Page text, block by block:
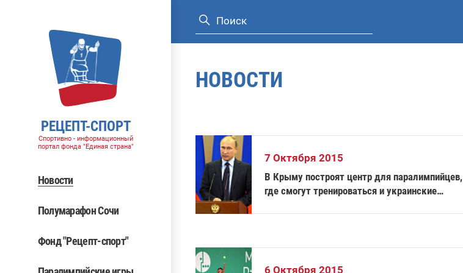
РЕЦЕПТ-СПОРТ
Спортивно - информационный
портал фонда "Единая страна"
Новости
Полумарафон Сочи
Фонд "Рецепт-спорт"
НОВОСТИ
7 Октября 2015
В Крыму построят центр для паралимпийцев,
где смогут тренироваться и украинские
6 Октября 2015